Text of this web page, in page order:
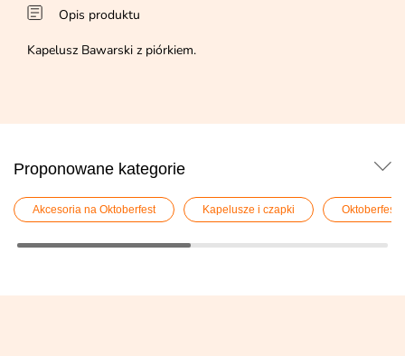
Opis produktu
Kapelusz Bawarski z piórkiem.
Proponowane kategorie
Akcesoria na Oktoberfest Kapelusze i czapki Oktoberfest